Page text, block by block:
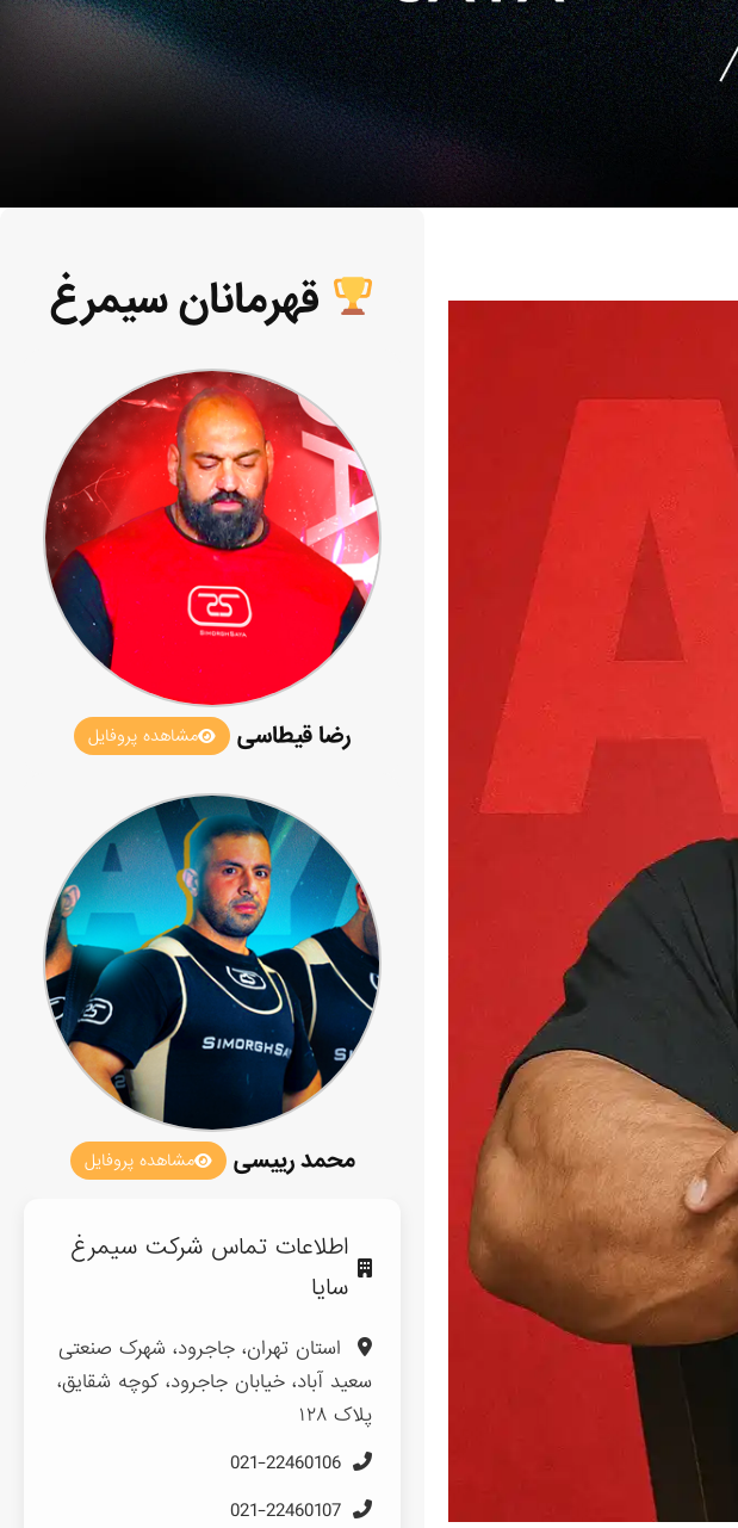
قهرمانان سیمرغ
رضا قیطاسی مشاهده پروفایل
محمد رییسی مشاهده پروفایل
اطلاعات تماس شرکت سیمرغ
سایا
استان تهران، جاجرود، شهرک صنعتی
سعید آباد، خیابان جاجرود، کوچه شقایق،
پلاک ۱۲۸